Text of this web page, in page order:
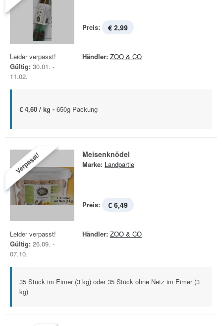
Preis: € 2,99
Leider verpasst!
Gültig: 30.01. -
11.02.
Händler: ZOO & CO
€ 4,60 / kg - 650g Packung
Verpasst! Meisenknödel
Marke: Landpartie
Preis: € 6,49
Leider verpasst!
Gültig: 26.09. -
07.10.
Händler: ZOO & CO
35 Stück im Eimer (3 kg) oder 35 Stück ohne Netz im Eimer (3
kg)